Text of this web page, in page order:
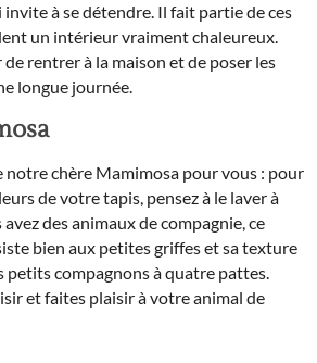
à se détendre. Il fait partie de ces
un intérieur vraiment chaleureux.
de rentrer à la maison et de poser les
longue journée.
notre chère Mamimosa pour vous : pour
de votre tapis, pensez à le laver à
avez des animaux de compagnie, ce
bien aux petites griffes et sa texture
petits compagnons à quatre pattes.
et faites plaisir à votre animal de